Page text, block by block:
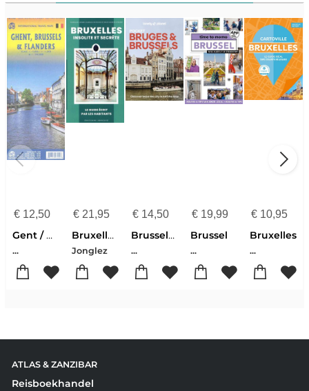
€12,50
Gent / Brussel / Vlaanderen
...
€21,95
Bruxelles Insolite et Secret
Jonglez
€ 14,50
Brussels - Bruges 7
...
€ 19,99
Brussel
...
€ 10,95
Bruxelles
...
ATLAS & ZANZIBAR
Reisboekhandel